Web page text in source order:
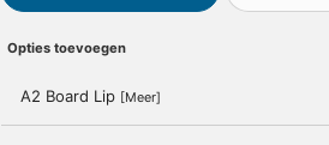
Opties toevoegen
A2 Board Lip [Meer]